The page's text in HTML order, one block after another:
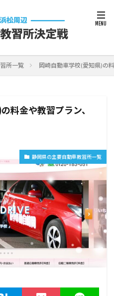
所一覧 岡崎自動車学校(愛知県)の
料金や教習プラン、
静岡県の主要自動車教習所一覧